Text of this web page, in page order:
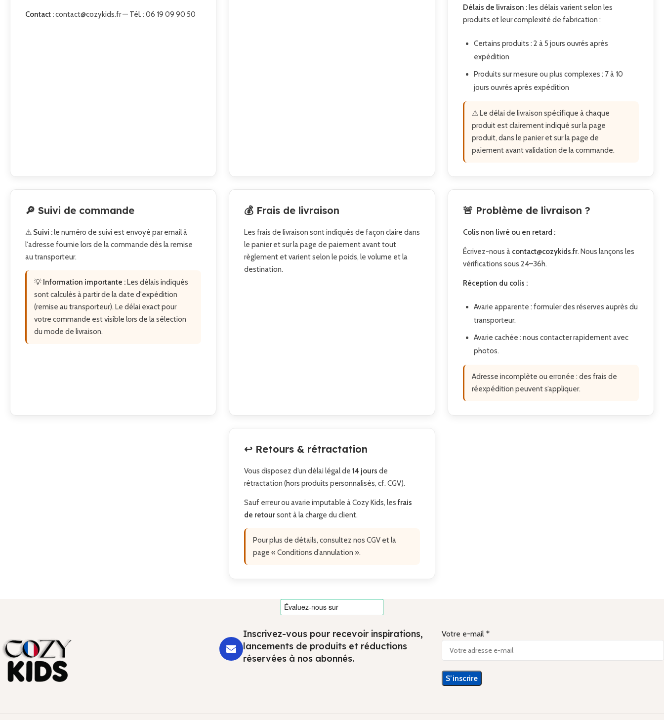
Contact :contact@cozykids.fr — Tél. : 06 19 09 90 50
Délais de livraison :les délais varient selon les
produits et leur complexité de fabrication :
Certains produits : 2 à 5 jours ouvrés après
expédition
Produits sur mesure ou plus complexes : 7 à 10
jours ouvrés après expédition
⚠ Le délai de livraison spécifique à chaque
produit est clairement indiqué sur la page
produit, dans le panier et sur la page de
paiement avant validation de la commande.
🔎 Suivi de commande
⚠ Suivi :le numéro de suivi est envoyé par email à
l'adresse fournie lors de la commande dès la remise
au transporteur.
💡 Information importante :Les délais indiqués
sont calculés à partir de la date d'expédition
(remise au transporteur). Le délai exact pour
votre commande est visible lors de la sélection
du mode de livraison.
💰 Frais de livraison
Les frais de livraison sont indiqués de façon claire dans
le panier et sur la page de paiement avant tout
règlement et varient selon le poids, le volume et la
destination.
🚨 Problème de livraison ?
Colis non livré ou en retard :
Écrivez-nous à contact@cozykids.fr. Nous lançons les
vérifications sous 24–36h.
Réception du colis :
Avarie apparente : formuler des réserves auprès du
transporteur.
Avarie cachée : nous contacter rapidement avec
photos.
Adresse incomplète ou erronée : des frais de
réexpédition peuvent s’appliquer.
↩️ Retours & rétractation
Vous disposez d’un délai légal de 14 jours de
rétractation (hors produits personnalisés, cf. CGV).
Sauf erreur ou avarie imputable à Cozy Kids, les frais
de retoursont à la charge du client.
Pour plus de détails, consultez nos CGV et la
page « Conditions d’annulation ».
Inscrivez-vous pour recevoir inspirations,
lancements de produits et réductions
réservées à nos abonnés.
Votre e-mail *